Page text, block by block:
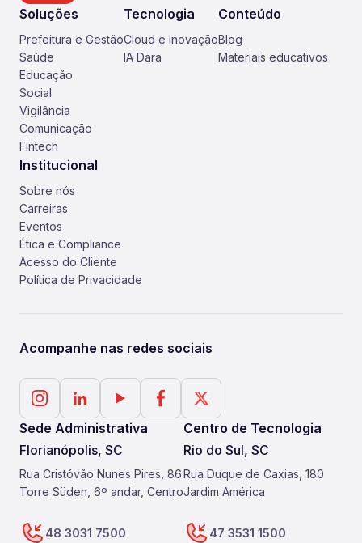
Soluções
Prefeitura e Gestão
Saúde
Educação
Social
Vigilância
Comunicação
Fintech
Tecnologia
Cloud e Inovação
IA Dara
Conteúdo
Blog
Materiais educativos
Institucional
Sobre nós
Carreiras
Eventos
Ética e Compliance
Acesso do Cliente
Política de Privacidade
Acompanhe nas redes sociais
Sede Administrativa
Florianópolis, SC
Rua Cristóvão Nunes Pires, 86
Torre Süden, 6º andar, Centro
48 3031 7500
Centro de Tecnologia
Rio do Sul, SC
Rua Duque de Caxias, 180
Jardim América
47 3531 1500